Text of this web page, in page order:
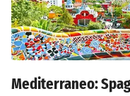
Mediterraneo: